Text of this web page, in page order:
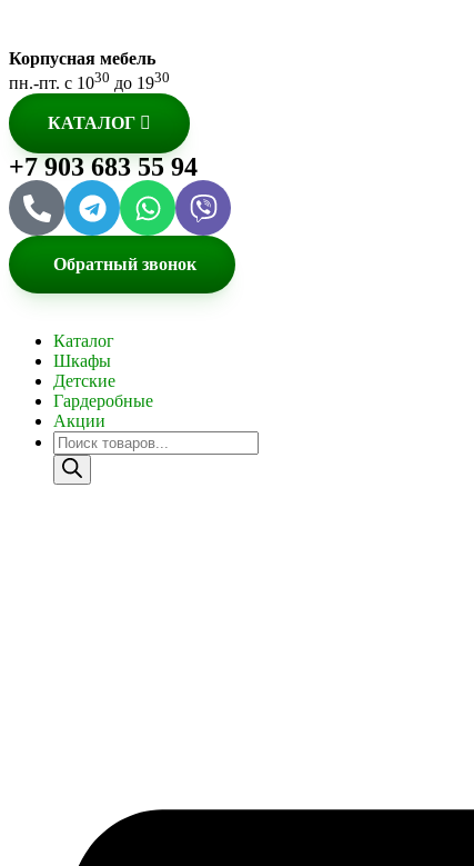
Корпусная мебель
пн.-пт. с 1030 до 1930
КАТАЛОГ
+7 903 683 55 94
Обратный звонок
Каталог
Шкафы
Детские
Гардеробные
Акции